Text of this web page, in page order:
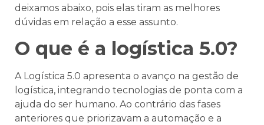
deixamos abaixo, pois elas tiram as melhores
dúvidas em relação a esse assunto.
O que é a logística 5.0?
A Logística 5.0 apresenta o avanço na gestão de
logística, integrando tecnologias de ponta com a
ajuda do ser humano. Ao contrário das fases
anteriores que priorizavam a automação e a